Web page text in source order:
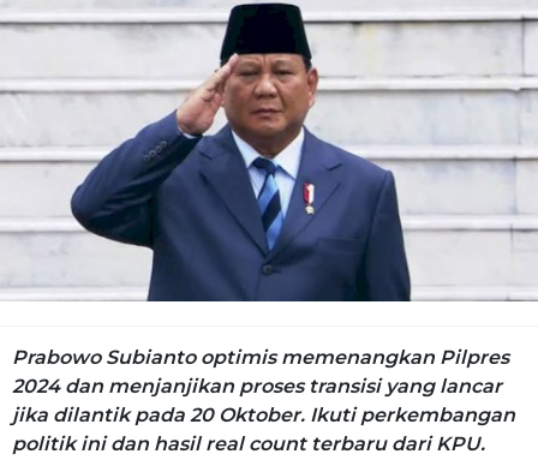
Prabowo Subianto optimis memenangkan Pilpres
2024 dan menjanjikan proses transisi yang lancar
jika dilantik pada 20 Oktober. Ikuti perkembangan
politik ini dan hasil real count terbaru dari KPU.